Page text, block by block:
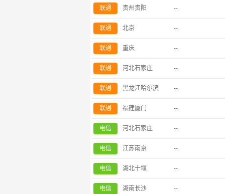
联通 贵州贵阳 --
联通 北京 --
联通 重庆 --
联通 河北石家庄 --
联通 黑龙江哈尔滨 --
联通 福建厦门 --
电信 河北石家庄 --
电信 江苏南京 --
电信 湖北十堰 --
电信 湖南长沙 --